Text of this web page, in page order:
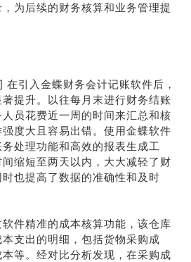
为后续的财务核算和业务管理提
引入金蝶财务会计记账软件后，
提升。以往每月末进行财务结账
员花费近一周的时间来汇总和核
度大且容易出错。使用金蝶软件
处理功能和高效的报表生成工
缩短至两天以内，大大减轻了财
也提高了数据的准确性和及时
件精准的成本核算功能，该仓库
支出的明细，包括货物采购成
等。经对比分析发现，在采购成